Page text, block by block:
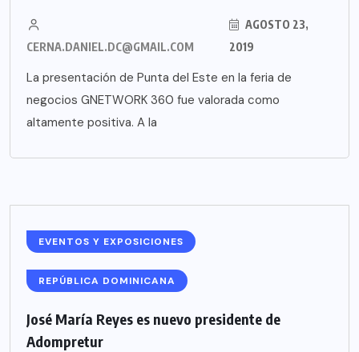
CERNA.DANIEL.DC@GMAIL.COM
AGOSTO 23,
2019
La presentación de Punta del Este en la feria de
negocios GNETWORK 360 fue valorada como
altamente positiva. A la
EVENTOS Y EXPOSICIONES
REPÚBLICA DOMINICANA
José María Reyes es nuevo presidente de
Adompretur